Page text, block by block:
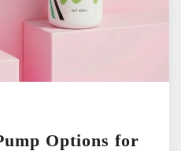
Options for